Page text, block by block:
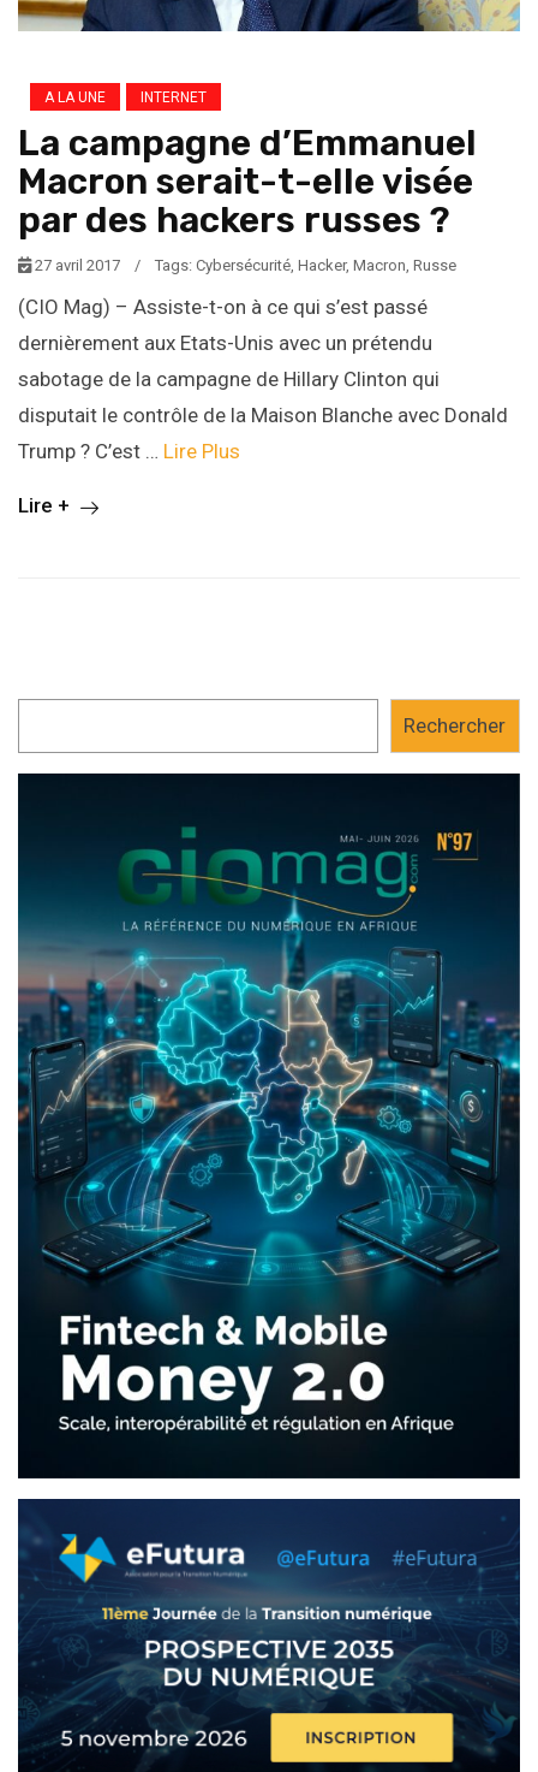
A LA UNE INTERNET
La campagne d’Emmanuel
Macron serait-t-elle visée
par des hackers russes ?
27 avril 2017 / Tags: Cybersécurité Hacker, Macron Russe
(CIO Mag) – Assiste-t-on à ce qui s’est passé
dernièrement aux Etats-Unis avec un prétendu
sabotage de la campagne de Hillary Clinton qui
disputait le contrôle de la Maison Blanche avec Donald
Trump ? C’est … Lire Plus
Lire +
Rechercher